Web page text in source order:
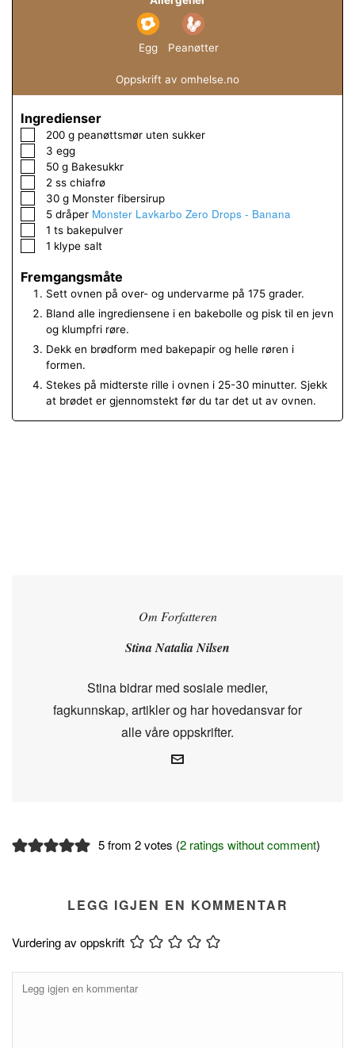
Egg Peanøtter
Oppskrift av omhelse.no
Ingredienser
▢200 g peanøttsmør uten sukker
▢3 egg
▢50 g Bakesukkr
▢2 ss chiafrø
▢30 g Monster fibersirup
▢5 dråper Monster Lavkarbo Zero Drops - Banana
▢
1 ts bakepulver
▢
1 klype salt
Fremgangsmåte
Sett ovnen på over- og undervarme på 175 grader.
Bland alle ingrediensene i en bakebolle og pisk til en jevn
og klumpfri røre.
Dekk en brødform med bakepapir og helle røren i
formen.
Stekes på midterste rille i ovnen i 25-30 minutter. Sjekk
at brødet er gjennomstekt før du tar det ut av ovnen.
Om Forfatteren
Stina Natalia Nilsen
Stina bidrar med sosiale medier,
fagkunnskap, artikler og har hovedansvar for
alle våre oppskrifter.
5 from 2 votes (2 ratings without comment)
LEGG IGJEN EN KOMMENTAR
Vurdering av oppskrift